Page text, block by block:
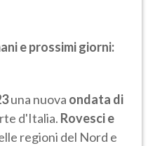
e prossimi giorni:
una nuova ondata di
d'Italia. Rovesci e
regioni del Nord e